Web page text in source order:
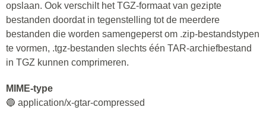
opslaan. Ook verschilt het TGZ-formaat van gezipte
bestanden doordat in tegenstelling tot de meerdere
bestanden die worden samengeperst om .zip-bestandstypen
te vormen, .tgz-bestanden slechts één TAR-archiefbestand
in TGZ kunnen comprimeren.
MIME-type
🔵 application/x-gtar-compressed